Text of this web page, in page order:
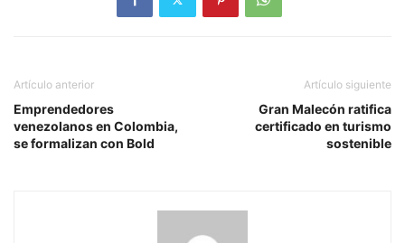
Artículo anterior
Emprendedores
venezolanos en Colombia,
se formalizan con Bold
Artículo siguiente
Gran Malecón ratifica
certificado en turismo
sostenible